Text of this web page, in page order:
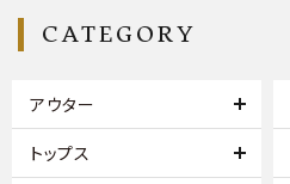
CATEGORY
アウター
トップス